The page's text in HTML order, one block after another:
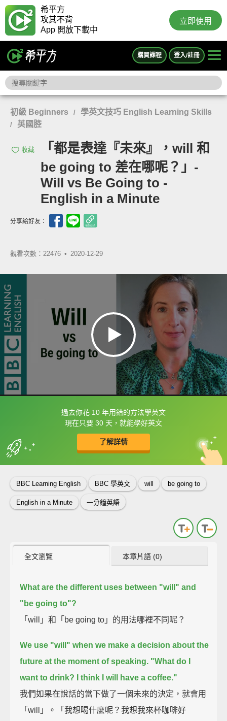
希平方
攻其不背
App 開放下載中
立即使用
購買課程 登入/註冊
初級 Beginners / 學英文技巧 English Learning Skills
/ 英國腔
收藏
「都是表達『未來』，will 和
be going to 差在哪呢？」-
Will vs Be Going to -
English in a Minute
分享給好友：
觀看次數：22476 • 2020-12-29
過去你花 10 年用錯的方法學英文
現在只要 30 天，就能學好英文
了解詳情
框選或點兩下字幕可以直接查字典喔！
收錄佳句 中
英
BBC Learning English BBC 學英文 will be going to
English in a Minute 一分鐘英語
全文瀏覽 本章片語 (0)
What are the different uses between "will" and
"be going to"?
「will」和「be going to」的用法哪裡不同呢？
We use "will" when we make a decision about the
future at the moment of speaking. "What do I
want to drink? I think I will have a coffee."
我們如果在說話的當下做了一個未來的決定，就會用
「will」。「我想喝什麼呢？我想我來杯咖啡好